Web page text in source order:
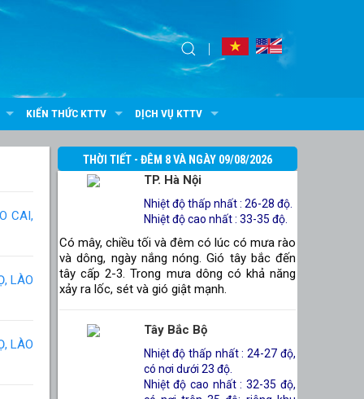
KIẾN THỨC KTTV DỊCH VỤ KTTV
CAI,
LÀO
LÀO
THỜI TIẾT - ĐÊM 8 VÀ NGÀY 09/08/2026
TP. Hà Nội
Nhiệt độ thấp nhất : 26-28 độ.
Nhiệt độ cao nhất : 33-35 độ.
Có mây, chiều tối và đêm có lúc có mưa rào
và dông, ngày nắng nóng. Gió tây bắc đến
tây cấp 2-3. Trong mưa dông có khả năng
xảy ra lốc, sét và gió giật mạnh.
Tây Bắc Bộ
Nhiệt độ thấp nhất : 24-27 độ,
có nơi dưới 23 độ.
Nhiệt độ cao nhất : 32-35 độ,